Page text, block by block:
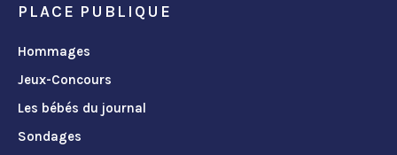
PLACE PUBLIQUE
Hommages
Jeux-Concours
Les bébés du journal
Sondages